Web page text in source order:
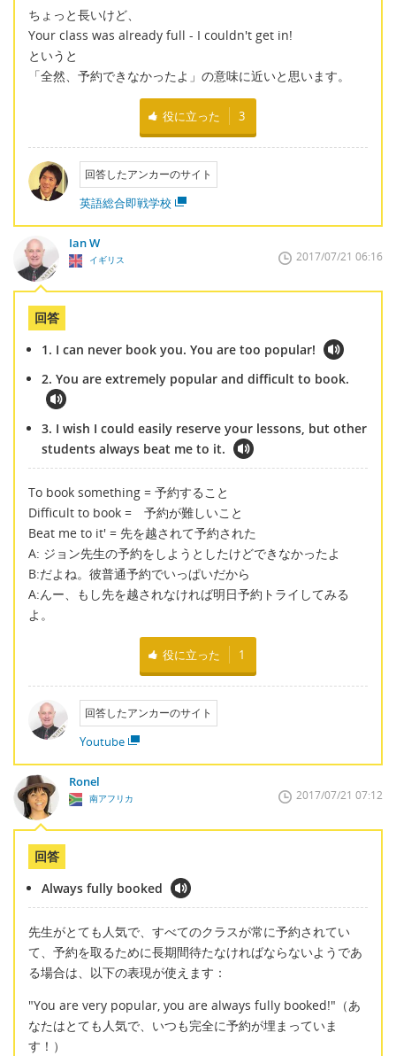
ちょっと長いけど、
Your class was already full - I couldn't get in!
というと
「全然、予約できなかったよ」の意味に近いと思います。
役に立った 3
回答したアンカーのサイト
英語総合即戦学校
Ian W
イギリス 2017/07/21 06:16
回答
1. I can never book you. You are too popular!
2. You are extremely popular and difficult to book.
3. I wish I could easily reserve your lessons, but other
students always beat me to it.
To book something = 予約すること
Difficult to book = 予約が難しいこと
Beat me to it' = 先を越されて予約された
A: ジョン先生の予約をしようとしたけどできなかったよ
B:だよね。彼普通予約でいっぱいだから
A:んー、もし先を越されなければ明日予約トライしてみる
よ。
役に立った 1
回答したアンカーのサイト
Youtube
Ronel
南アフリカ 2017/07/21 07:12
回答
Always fully booked
先生がとても人気で、すべてのクラスが常に予約されてい
て、予約を取るために長期間待たなければならないようであ
る場合は、以下の表現が使えます：
"You are very popular, you are always fully booked!"（あ
なたはとても人気で、いつも完全に予約が埋まっていま
す！）